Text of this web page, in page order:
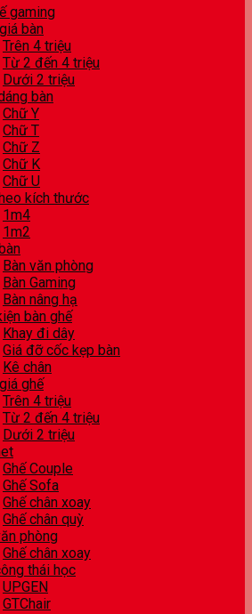
gaming
bàn
Trên 4 triệu
Từ 2 đến 4 triệu
Dưới 2 triệu
bàn
Chữ Y
Chữ T
Chữ Z
Chữ K
Chữ U
kích thước
1m4
1m2
Bàn văn phòng
Bàn Gaming
Bàn nâng hạ
bàn ghế
Khay đi dây
Giá đỡ cốc kẹp bàn
Kê chân
ghế
Trên 4 triệu
Từ 2 đến 4 triệu
Dưới 2 triệu
Ghế Couple
Ghế Sofa
Ghế chân xoay
Ghế chân quỳ
phòng
Ghế chân xoay
thái học
UPGEN
GTChair